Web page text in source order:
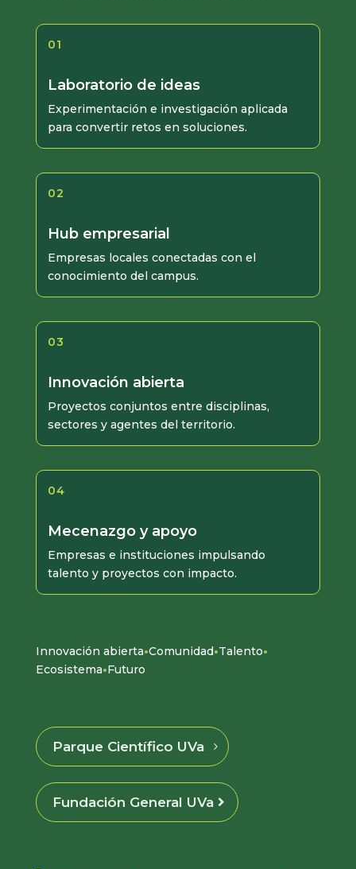
01
Laboratorio de ideas
Experimentación e investigación aplicada
para convertir retos en soluciones.
02
Hub empresarial
Empresas locales conectadas con el
conocimiento del campus.
03
Innovación abierta
Proyectos conjuntos entre disciplinas,
sectores y agentes del territorio.
04
Mecenazgo y apoyo
Empresas e instituciones impulsando
talento y proyectos con impacto.
Innovación abierta·Comunidad·Talento·
Ecosistema·Futuro
Parque Científico UVa
Fundación General UVa